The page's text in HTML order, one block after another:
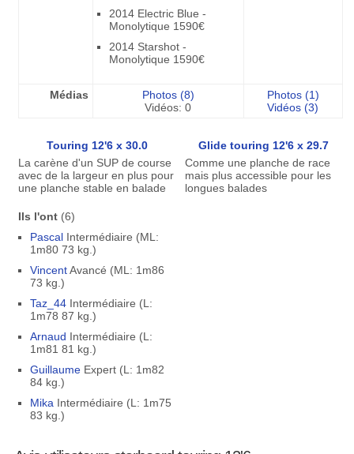
2014 Electric Blue -
Monolytique 1590€
2014 Starshot -
Monolytique 1590€
Médias
Photos (8)
Vidéos: 0
Photos (1)
Vidéos (3)
Touring 12'6 x 30.0
Glide touring 12'6 x 29.7
La carène d'un SUP de course
avec de la largeur en plus pour
une planche stable en balade
Comme une planche de race
mais plus accessible pour les
longues balades
Ils l'ont(6)
PascalIntermédiaire (ML:
1m80 73 kg.)
VincentAvancé (ML: 1m86
73 kg.)
Taz_44Intermédiaire (L:
1m78 87 kg.)
Arnaud Intermédiaire (L:
1m81 81 kg.)
GuillaumeExpert (L: 1m82
84 kg.)
Mika Intermédiaire (L: 1m75
83 kg.)